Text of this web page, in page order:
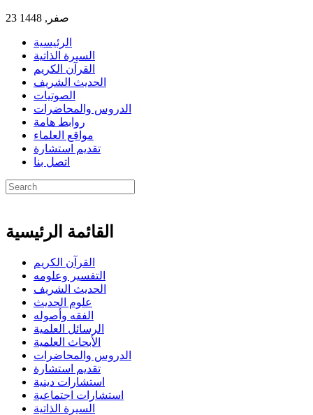
23 صفر, 1448
الرئيسية
السيرة الذاتية
القرآن الكريم
الحديث الشريف
الصوتيات
الدروس والمحاضرات
روابط هامة
مواقع العلماء
تقديم استشارة
اتصل بنا
القائمة الرئيسية
القرآن الكريم
التفسير وعلومه
الحديث الشريف
علوم الحديث
الفقه وأصوله
الرسائل العلمية
الأبحاث العلمية
الدروس والمحاضرات
تقديم استشارة
استشارات دينية
استشارات اجتماعية
السيرة الذاتية